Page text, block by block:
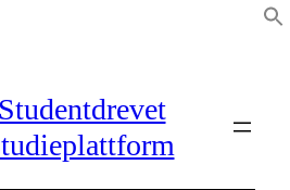
Studentdrevet